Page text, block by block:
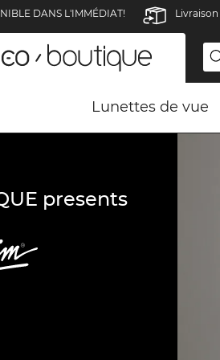
DANS L'IMMÉDIAT!
Lunettes de vue
presents